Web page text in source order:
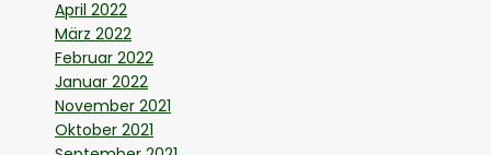
April 2022
März 2022
Februar 2022
Januar 2022
November 2021
Oktober 2021